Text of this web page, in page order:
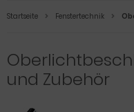
Startseite Fenstertechnik
und Zubehör